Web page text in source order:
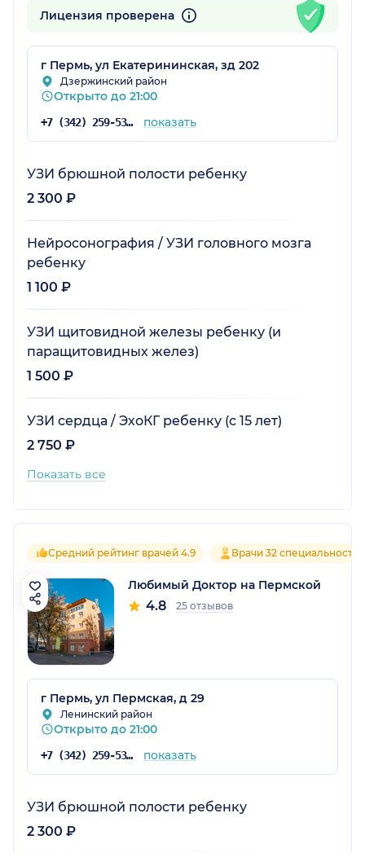
Лицензия проверена
г Пермь, ул Екатерининская, зд 202
Дзержинский район
Открыто до 21:00
+7 (342) 259-53-03 показать
УЗИ брюшной полости ребенку
2 300 ₽
Нейросонография / УЗИ головного мозга
ребенку
1 100 ₽
УЗИ щитовидной железы ребенку (и
паращитовидных желез)
1 500 ₽
УЗИ сердца / ЭхоКГ ребенку (с 15 лет)
2 750 ₽
Показать все
Средний рейтинг врачей 4.9 Врачи 32 специальностей
Любимый Доктор на Пермской
4.8 25 отзывов
г Пермь, ул Пермская, д 29
Ленинский район
Открыто до 21:00
+7 (342) 259-53-03 показать
УЗИ брюшной полости ребенку
2 300 ₽